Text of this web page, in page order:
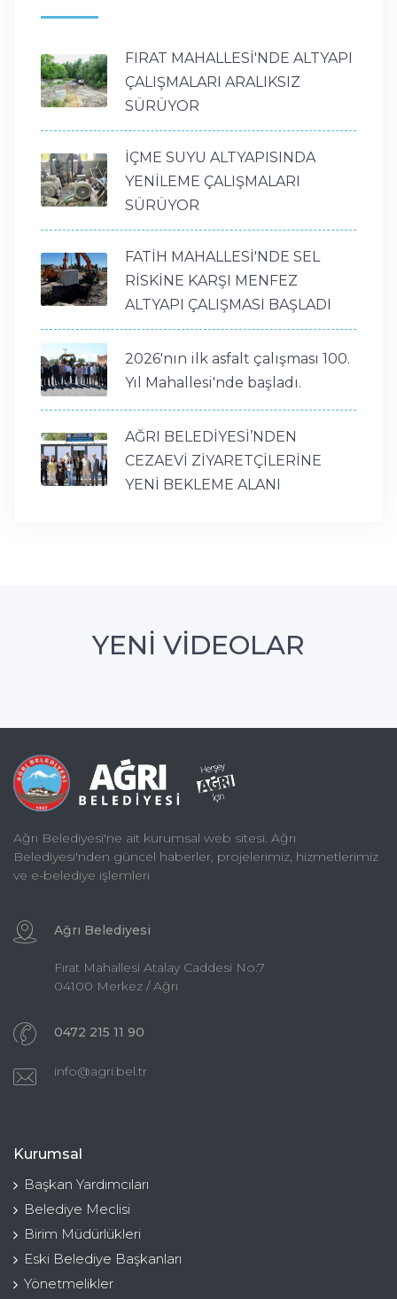
FIRAT MAHALLESİ'NDE ALTYAPI
ÇALIŞMALARI ARALIKSIZ
SÜRÜYOR
İÇME SUYU ALTYAPISINDA
YENİLEME ÇALIŞMALARI
SÜRÜYOR
FATİH MAHALLESİ'NDE SEL
RİSKİNE KARŞI MENFEZ
ALTYAPI ÇALIŞMASI BAŞLADI
2026'nın ilk asfalt çalışması 100.
Yıl Mahallesi'nde başladı.
AĞRI BELEDİYESİ’NDEN
CEZAEVİ ZİYARETÇİLERİNE
YENİ BEKLEME ALANI
YENİ VİDEOLAR
Ağrı Belediyesi'ne ait kurumsal web sitesi. Ağrı
Belediyesi'nden güncel haberler, projelerimiz, hizmetlerimiz
ve e-belediye işlemleri
Ağrı Belediyesi
Fırat Mahallesi Atalay Caddesi No:7
04100 Merkez / Ağrı
0472 215 11 90
info@agri.bel.tr
Kurumsal
Başkan Yardımcıları
Belediye Meclisi
Birim Müdürlükleri
Eski Belediye Başkanları
Yönetmelikler